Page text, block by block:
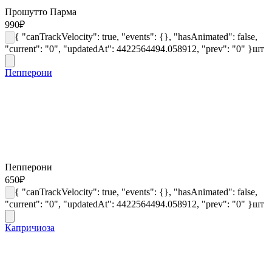
Прошутто Парма
990₽
{ "canTrackVelocity": true, "events": {}, "hasAnimated": false,
"current": "0", "updatedAt": 4422564494.058912, "prev": "0" }шт
Пепперони
Пепперони
650₽
{ "canTrackVelocity": true, "events": {}, "hasAnimated": false,
"current": "0", "updatedAt": 4422564494.058912, "prev": "0" }шт
Капричиоза